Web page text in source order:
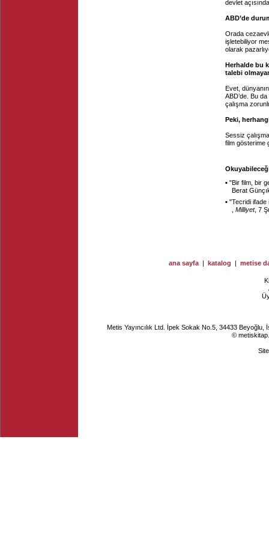
devlet
ABD’de
Orada
işletebiliyor
olarak
Herhalde bu
talebi
Evet,
ABD’de. Bu
çalışma
Peki,
Sessiz
film gösterime
▪ "Bir film, bir
Berat
▪ "Tecridi ifade
Milliyet, 7
ana sayfa | katalog | metise
Metis Yayıncılık Ltd. İpek Sokak No.5, 34433
©